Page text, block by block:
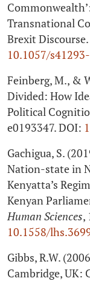
Transnational
Brexit Discourse.
10.1057/
Feinberg, M., &
Divided: How
Political
e0193347. DOI:
Gachigua, S.
Nation-state in
Kenyatta’s
Kenyan
Human Sciences,
10.1558/
Gibbs, R.W.
Cambridge, UK: